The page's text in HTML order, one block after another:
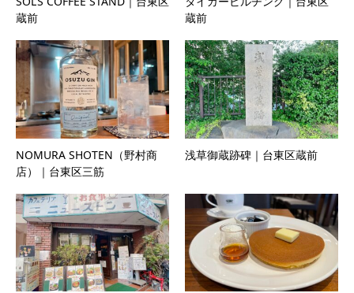
蔵前
蔵前
NOMURA SHOTEN（野村商
店）｜台東区三筋
浅草御蔵跡碑｜台東区蔵前